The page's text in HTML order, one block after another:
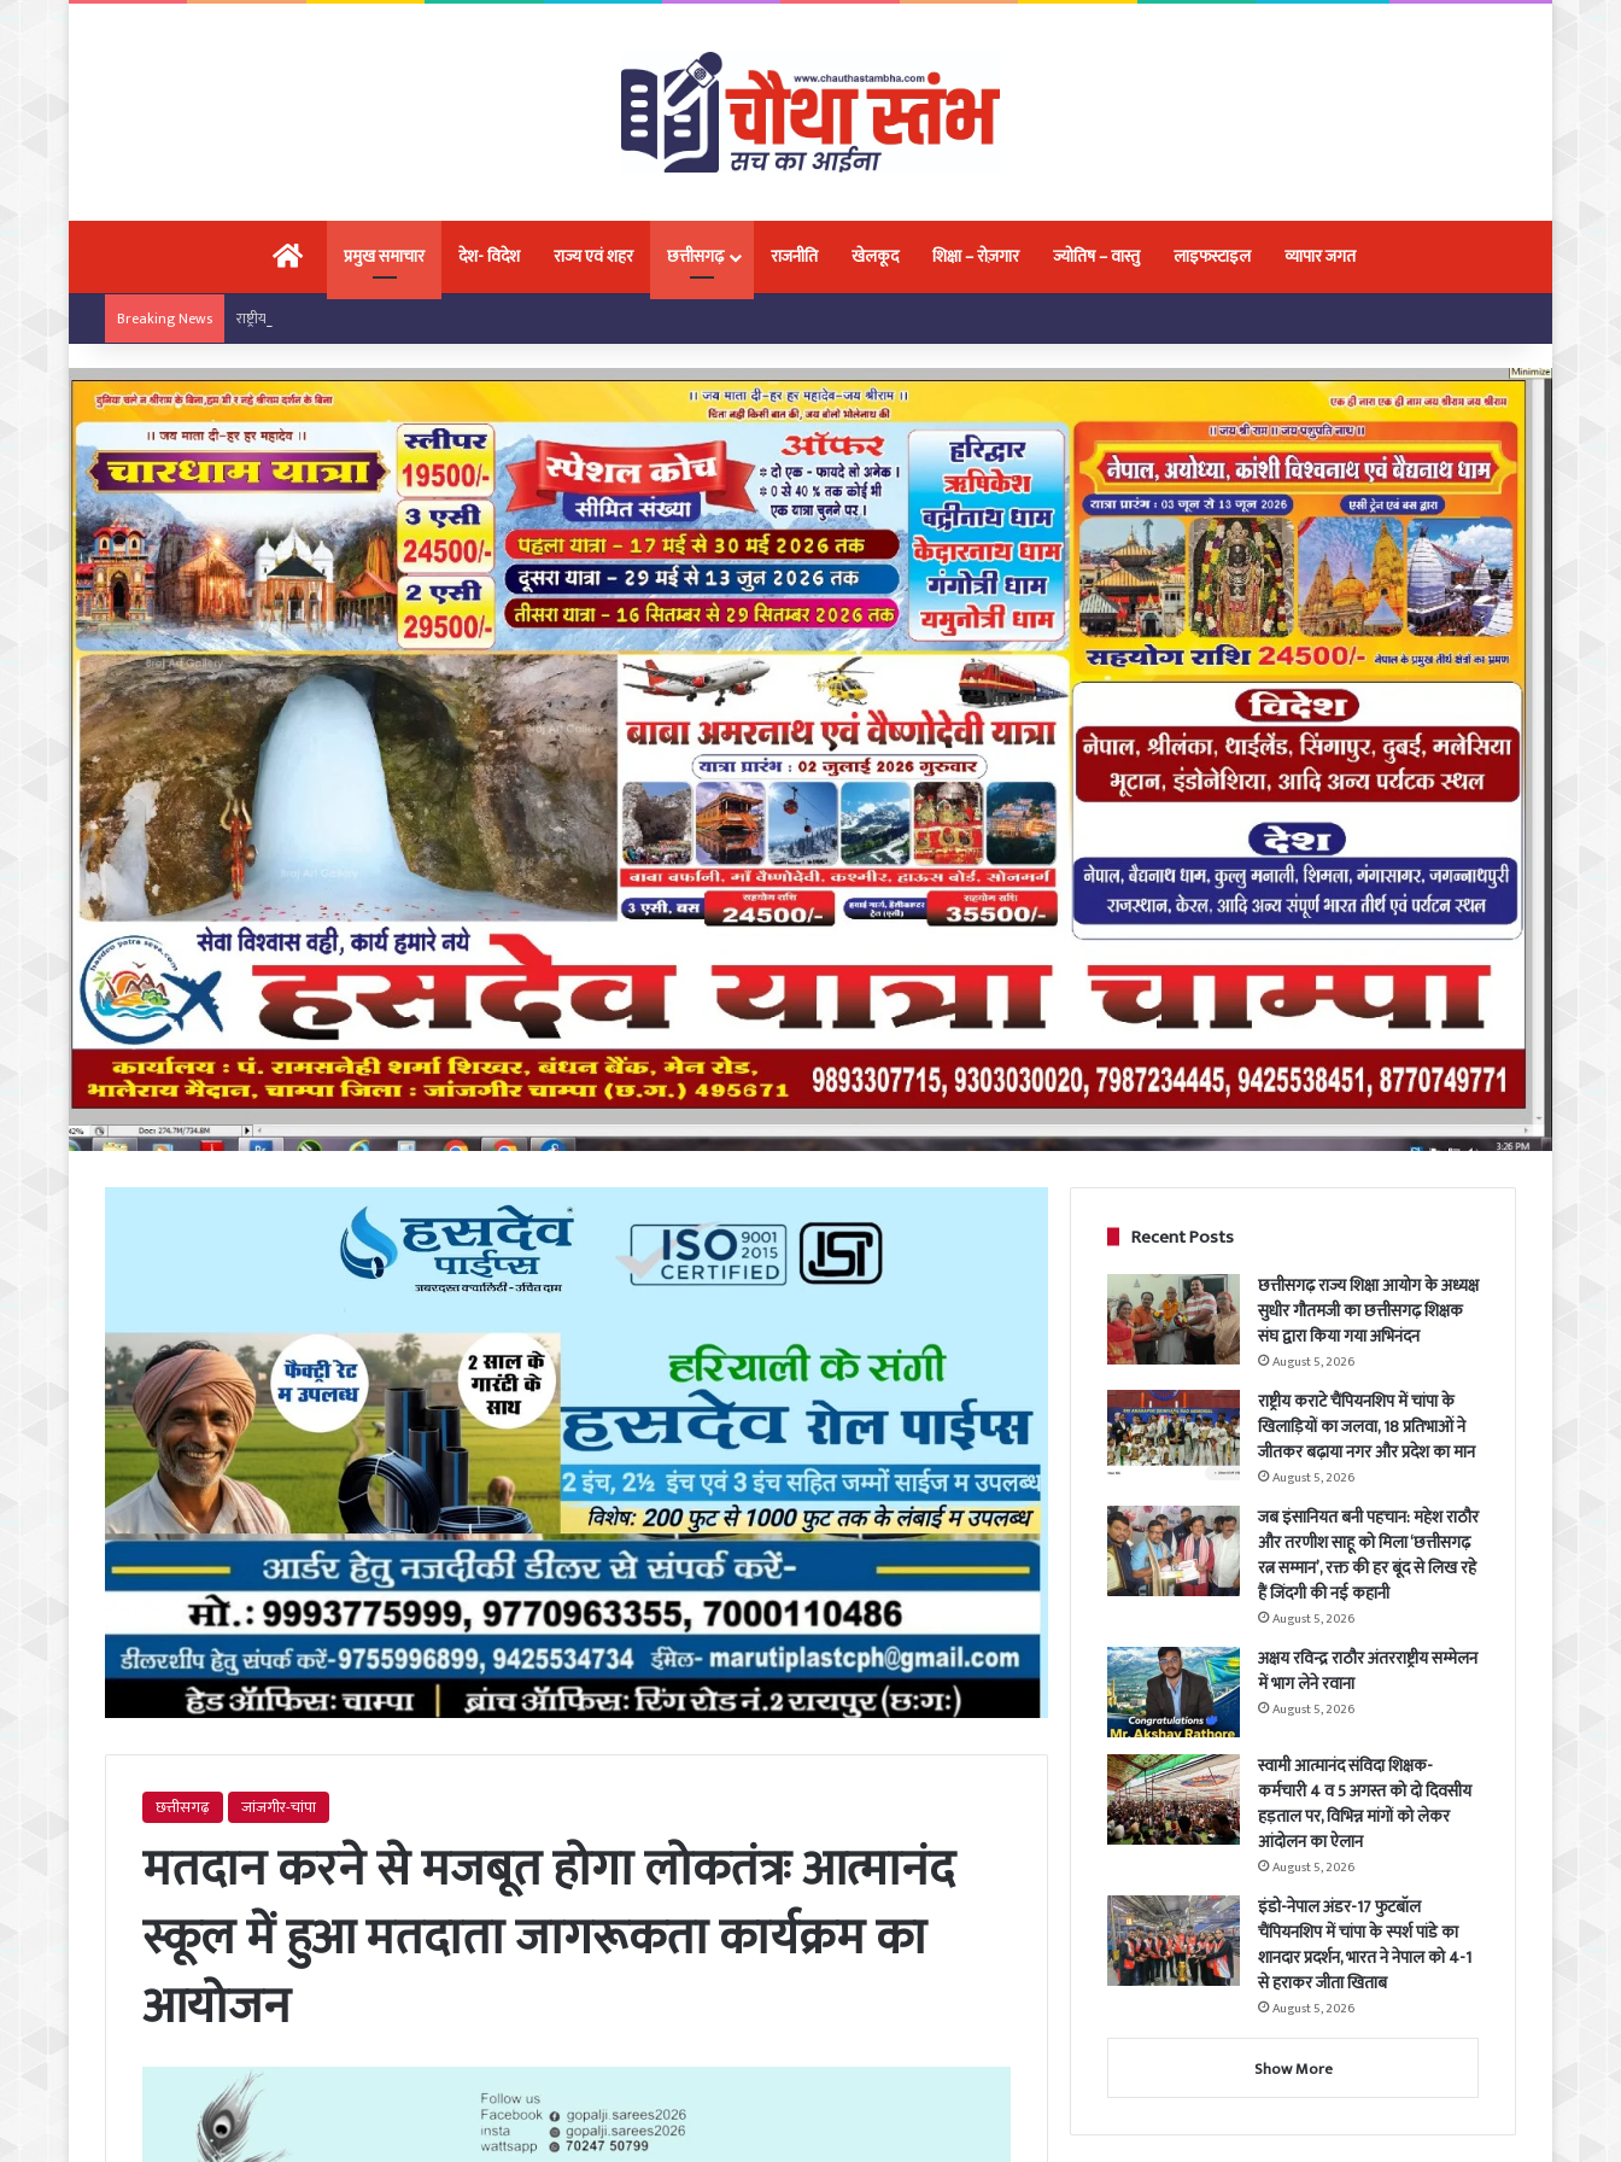
मुख्य पृष्ठप्रमुख समाचार देश- विदेश राज्य एवं शहर छत्तीसगढ़ राजनीति खेलकूद शिक्षा – रोज़गार ज्योतिष – वास्तु लाइफस्टाइल व्यापार जगत
Breaking News राष्ट्रीय कराटे चैंपियनशिप में चांपा के खिलाड़ियों का जलवा, 18 प्रतिभाओं ने जीतकर बढ़ाया नगर और प्रदेश का मान
छत्तीसगढ़ जांजगीर-चांपा
मतदान करने से मजबूत होगा लोकतंत्रः आत्मानंद
स्कूल में हुआ मतदाता जागरूकता कार्यक्रम का
आयोजन
Recent Posts
छत्तीसगढ़ राज्य शिक्षा आयोग के अध्यक्ष
सुधीर गौतमजी का छत्तीसगढ़ शिक्षक
संघ द्वारा किया गया अभिनंदन
August 5, 2026
राष्ट्रीय कराटे चैंपियनशिप में चांपा के
खिलाड़ियों का जलवा, 18 प्रतिभाओं ने
जीतकर बढ़ाया नगर और प्रदेश का मान
August 5, 2026
जब इंसानियत बनी पहचान: महेश राठौर
और तरणीश साहू को मिला ‘छत्तीसगढ़
रत्न सम्मान’, रक्त की हर बूंद से लिख रहे
हैं जिंदगी की नई कहानी
August 5, 2026
अक्षय रविन्द्र राठौर अंतरराष्ट्रीय सम्मेलन
में भाग लेने रवाना
August 5, 2026
स्वामी आत्मानंद संविदा शिक्षक-
कर्मचारी 4 व 5 अगस्त को दो दिवसीय
हड़ताल पर, विभिन्न मांगों को लेकर
आंदोलन का ऐलान
August 5, 2026
इंडो-नेपाल अंडर-17 फुटबॉल
चैंपियनशिप में चांपा के स्पर्श पांडे का
शानदार प्रदर्शन, भारत ने नेपाल को 4-1
से हराकर जीता खिताब
August 5, 2026
Show More